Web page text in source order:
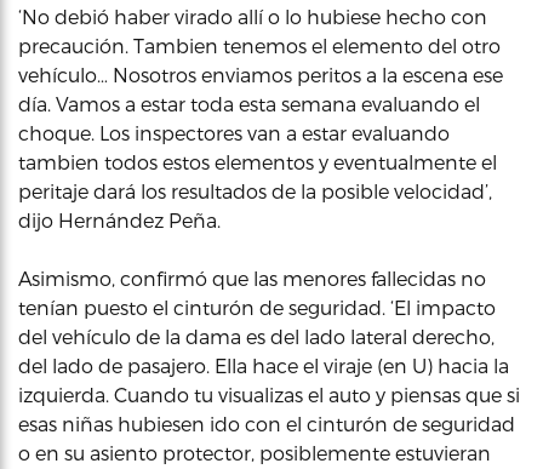
‘No debió haber virado allí o lo hubiese hecho con
precaución. Tambien tenemos el elemento del otro
vehículo… Nosotros enviamos peritos a la escena ese
día. Vamos a estar toda esta semana evaluando el
choque. Los inspectores van a estar evaluando
tambien todos estos elementos y eventualmente el
peritaje dará los resultados de la posible velocidad’,
dijo Hernández Peña.
Asimismo, confirmó que las menores fallecidas no
tenían puesto el cinturón de seguridad. ‘El impacto
del vehículo de la dama es del lado lateral derecho,
del lado de pasajero. Ella hace el viraje (en U) hacia la
izquierda. Cuando tu visualizas el auto y piensas que si
esas niñas hubiesen ido con el cinturón de seguridad
o en su asiento protector, posiblemente estuvieran